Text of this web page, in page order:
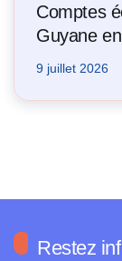
Comptes
Guyane
9 juillet 2026
Restez